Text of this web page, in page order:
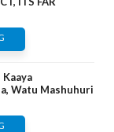
Watu Mashuhuri